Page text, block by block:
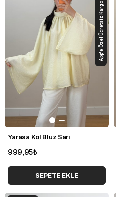
Yarasa Kol Bluz Sarı
999,95₺
SEPETE EKLE
App'e Özel Ücretsiz Kargo